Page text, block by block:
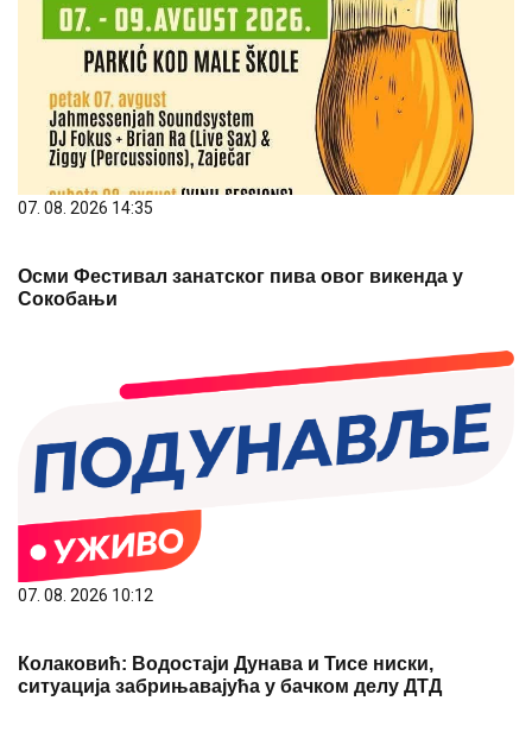
Осми Фестивал занатског пива овог викенда у
Сокобањи
Колаковић: Водостаји Дунава и Тисе ниски,
ситуација забрињавајућа у бачком делу ДТД
PREPORUKA ZA VAS